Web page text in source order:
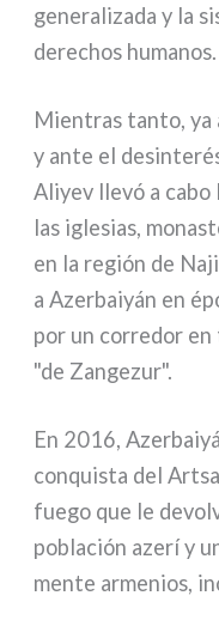
gene­ra­li­za­da y la
dere­chos huma­nos.
Mientras tan­to, ya
y ante el
Aliyev lle­vó a
las igle­sias,
en la región de
a Azerbaiyán en
por un cor­re­dor
"de Zangezur".
En 2016,
con­qui­sta del
fue­go que le
pobla­ción aze­rí y
men­te arme­nios,